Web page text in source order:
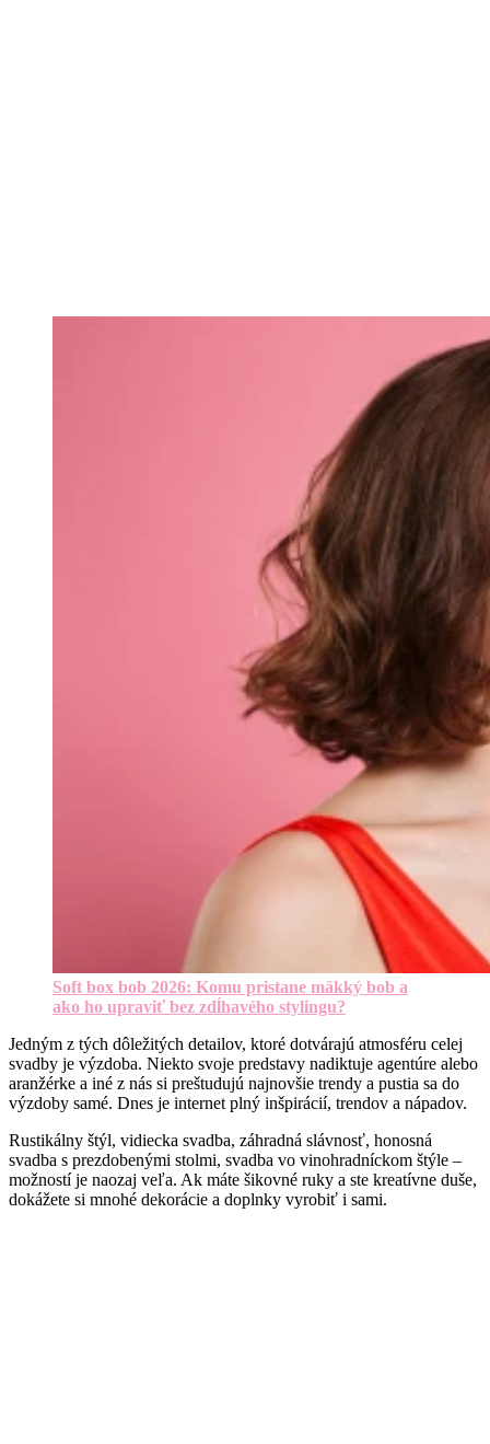
Soft box bob 2026: Komu pristane mäkký bob a
ako ho upraviť bez zdĺhavého stylingu?
Jedným z tých dôležitých detailov, ktoré dotvárajú atmosféru celej
svadby je výzdoba. Niekto svoje predstavy nadiktuje agentúre alebo
aranžérke a iné z nás si preštudujú najnovšie trendy a pustia sa do
výzdoby samé. Dnes je internet plný inšpirácií, trendov a nápadov.
Rustikálny štýl, vidiecka svadba, záhradná slávnosť, honosná
svadba s prezdobenými stolmi, svadba vo vinohradníckom štýle –
možností je naozaj veľa. Ak máte šikovné ruky a ste kreatívne duše,
dokážete si mnohé dekorácie a doplnky vyrobiť i sami.